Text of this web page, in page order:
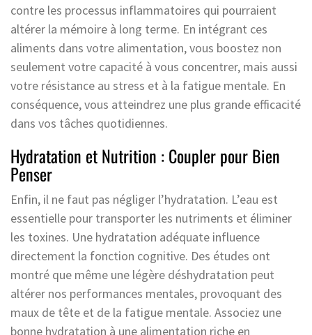
contre les processus inflammatoires qui pourraient
altérer la mémoire à long terme. En intégrant ces
aliments dans votre alimentation, vous boostez non
seulement votre capacité à vous concentrer, mais aussi
votre résistance au stress et à la fatigue mentale. En
conséquence, vous atteindrez une plus grande efficacité
dans vos tâches quotidiennes.
Hydratation et Nutrition : Coupler pour Bien
Penser
Enfin, il ne faut pas négliger l’hydratation. L’eau est
essentielle pour transporter les nutriments et éliminer
les toxines. Une hydratation adéquate influence
directement la fonction cognitive. Des études ont
montré que même une légère déshydratation peut
altérer nos performances mentales, provoquant des
maux de tête et de la fatigue mentale. Associez une
bonne hydratation à une alimentation riche en